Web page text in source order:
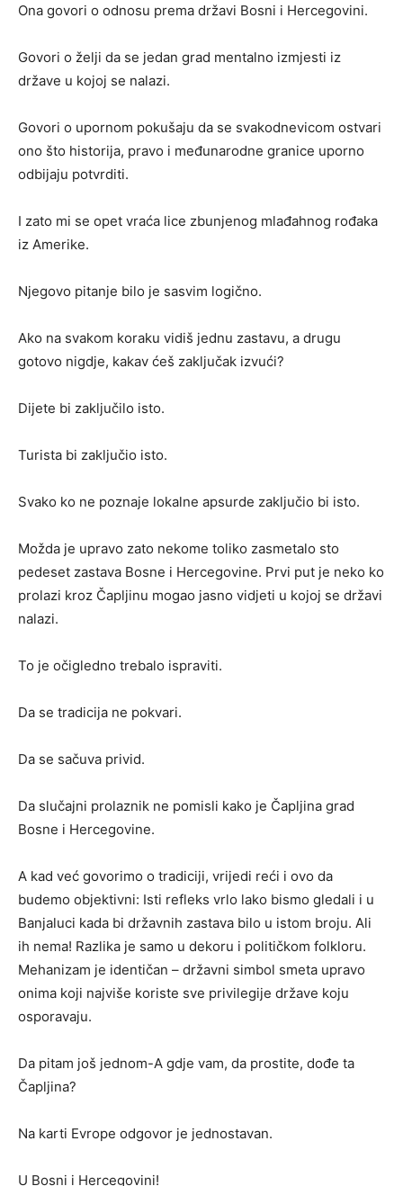
Ona govori o odnosu prema državi Bosni i Hercegovini.
Govori o želji da se jedan grad mentalno izmjesti iz
države u kojoj se nalazi.
Govori o upornom pokušaju da se svakodnevicom ostvari
ono što historija, pravo i međunarodne granice uporno
odbijaju potvrditi.
I zato mi se opet vraća lice zbunjenog mlađahnog rođaka
iz Amerike.
Njegovo pitanje bilo je sasvim logično.
Ako na svakom koraku vidiš jednu zastavu, a drugu
gotovo nigdje, kakav ćeš zaključak izvući?
Dijete bi zaključilo isto.
Turista bi zaključio isto.
Svako ko ne poznaje lokalne apsurde zaključio bi isto.
Možda je upravo zato nekome toliko zasmetalo sto
pedeset zastava Bosne i Hercegovine. Prvi put je neko ko
prolazi kroz Čapljinu mogao jasno vidjeti u kojoj se državi
nalazi.
To je očigledno trebalo ispraviti.
Da se tradicija ne pokvari.
Da se sačuva privid.
Da slučajni prolaznik ne pomisli kako je Čapljina grad
Bosne i Hercegovine.
A kad već govorimo o tradiciji, vrijedi reći i ovo da
budemo objektivni: Isti refleks vrlo lako bismo gledali i u
Banjaluci kada bi državnih zastava bilo u istom broju. Ali
ih nema! Razlika je samo u dekoru i političkom folkloru.
Mehanizam je identičan – državni simbol smeta upravo
onima koji najviše koriste sve privilegije države koju
osporavaju.
Da pitam još jednom-A gdje vam, da prostite, dođe ta
Čapljina?
Na karti Evrope odgovor je jednostavan.
U Bosni i Hercegovini!